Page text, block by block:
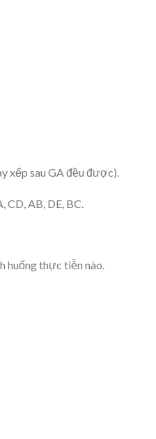
xếp sau GA đều được).
AB, DE, BC.
huống thực tiễn nào.